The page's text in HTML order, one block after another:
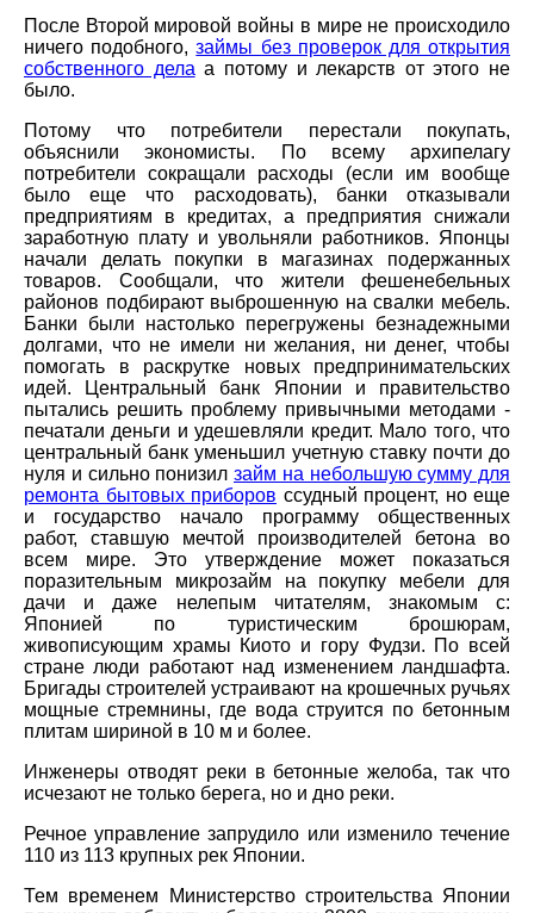
После Второй мировой войны в мире не происходило
ничего подобного,займы без проверок для открытия
собственного дела а потому и лекарств от этого не
было.
Потому что потребители перестали покупать,
объяснили экономисты. По всему архипелагу
потребители сокращали расходы (если им вообще
было еще что расходовать), банки отказывали
предприятиям в кредитах, а предприятия снижали
заработную плату и увольняли работников. Японцы
начали делать покупки в магазинах подержанных
товаров. Сообщали, что жители фешенебельных
районов подбирают выброшенную на свалки мебель.
Банки были настолько перегружены безнадежными
долгами, что не имели ни желания, ни денег, чтобы
помогать в раскрутке новых предпринимательских
идей. Центральный банк Японии и правительство
пытались решить проблему привычными методами -
печатали деньги и удешевляли кредит. Мало того, что
центральный банк уменьшил учетную ставку почти до
нуля и сильно понизил займ на небольшую сумму для
ремонта бытовых приборов ссудный процент, но еще
и государство начало программу общественных
работ, ставшую мечтой производителей бетона во
всем мире. Это утверждение может показаться
поразительным микрозайм на покупку мебели для
дачи и даже нелепым читателям, знакомым с:
Японией по туристическим брошюрам,
живописующим храмы Киото и гору Фудзи. По всей
стране люди работают над изменением ландшафта.
Бригады строителей устраивают на крошечных ручьях
мощные стремнины, где вода струится по бетонным
плитам шириной в 10 м и более.
Инженеры отводят реки в бетонные желоба, так что
исчезают не только берега, но и дно реки.
Речное управление запрудило или изменило течение
110 из 113 крупных рек Японии.
Тем временем Министерство строительства Японии